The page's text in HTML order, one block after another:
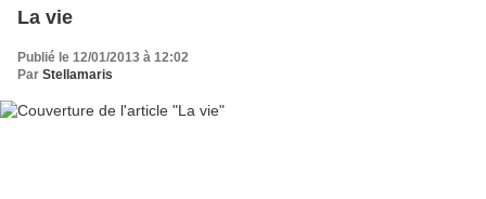
La vie
Publié le 12/01/2013 à 12:02
Par Stellamaris